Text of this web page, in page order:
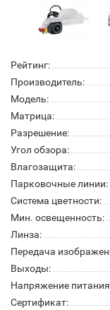
Рейтинг:
Производитель:
Модель:
Матрица:
Разрешение:
Угол обзора:
Влагозащита:
Парковочные линии:
Система цветности:
Мин. освещенность:
Линза:
Передача
Выходы:
Напряжение
Сертификат: